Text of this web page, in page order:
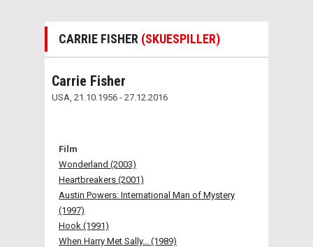
CARRIE FISHER (SKUESPILLER)
Carrie Fisher
USA, 21.10.1956 - 27.12.2016
Film
Wonderland (2003)
Heartbreakers (2001)
Austin Powers: International Man of Mystery
(1997)
Hook (1991)
When Harry Met Sally... (1989)